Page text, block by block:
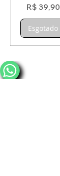
Preço
R$ 39,90
Esgotado